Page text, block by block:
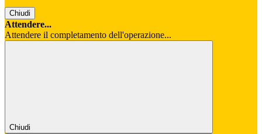
Chiudi
Attendere...
Attendere il completamento dell'operazione...
Chiudi